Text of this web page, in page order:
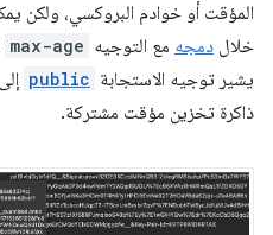
المؤقت أو خوادم البروكسي، ولكن
خلال دمجه مع التوجيه max-age
يشير توجيه الاستجابة public
ذاكرة تخزين مؤقت مشتركة.